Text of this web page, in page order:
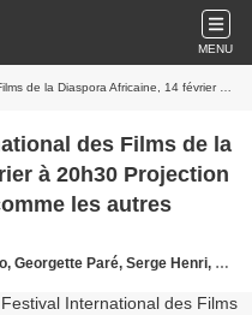
MENU
à 20h30 Projection du film : Une femme pas comme les autres
des Films de la
à 20h30 Projection
les autres
France, UK, EU, USA, Les Betes, Sud, FIFDA